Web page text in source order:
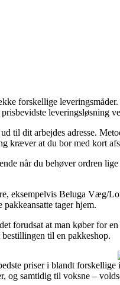
forskellige
til dit arbejdes adresse.
kræver at du bor med kort
når du behøver ordren
eksempelvis Beluga
pakkeansatte tager hjem.
forudsat at man køber for
til en pakkeshop.
priser i blandt
og samtidig til voksne –